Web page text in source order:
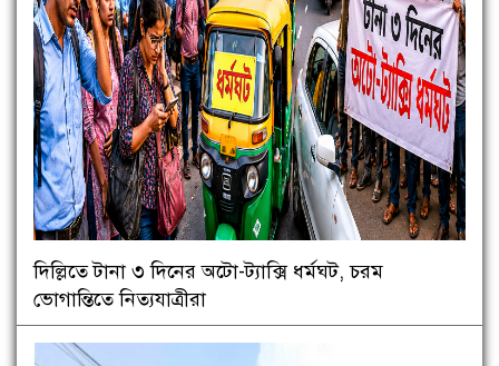
দিল্লিতে টানা ৩ দিনের অটো-ট্যাক্সি ধর্মঘট, চরম
ভোগান্তিতে নিত্যযাত্রীরা